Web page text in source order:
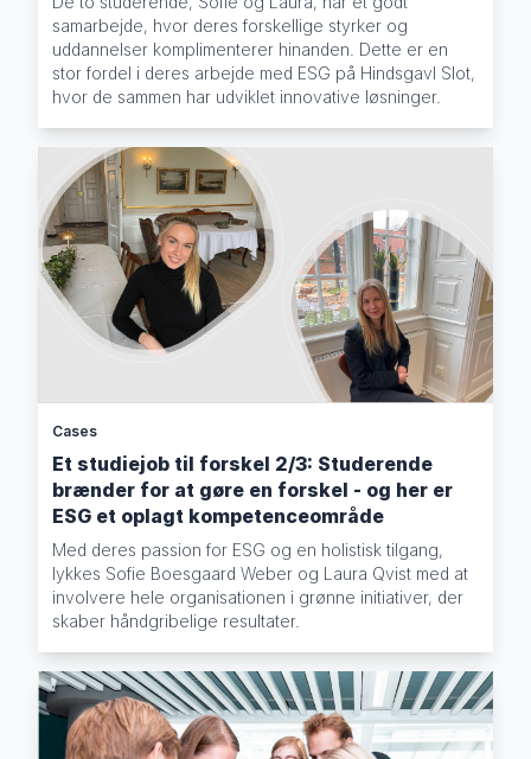
samarbejde, hvor deres forskellige styrker og
uddannelser komplimenterer hinanden. Dette er en
stor fordel i deres arbejde med ESG på Hindsgavl Slot,
hvor de sammen har udviklet innovative løsninger.
Cases
Et studiejob til forskel 2/3: Studerende
brænder for at gøre en forskel - og her er
ESG et oplagt kompetenceområde
Med deres passion for ESG og en holistisk tilgang,
lykkes Sofie Boesgaard Weber og Laura Qvist med at
involvere hele organisationen i grønne initiativer, der
skaber håndgribelige resultater.